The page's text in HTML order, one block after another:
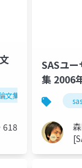
文集 2007年
618
SASユ
集 2006